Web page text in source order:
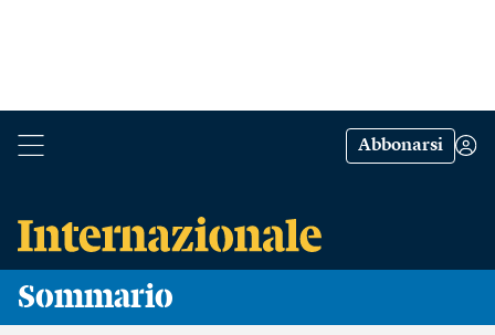
Abbonarsi
Sommario